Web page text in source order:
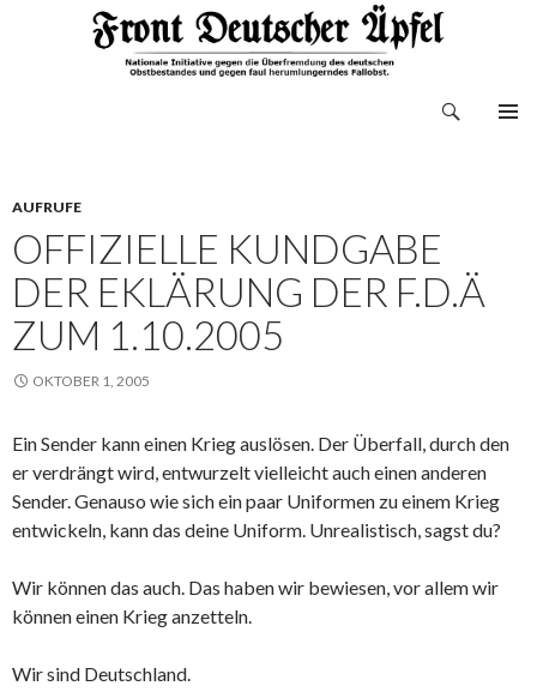
AUFRUFE
OFFIZIELLE KUNDGABE
DER EKLÄRUNG DER F.D.Ä
ZUM 1.10.2005
OKTOBER 1, 2005
Ein Sender kann einen Krieg auslösen. Der Überfall, durch den
er verdrängt wird, entwurzelt vielleicht auch einen anderen
Sender. Genauso wie sich ein paar Uniformen zu einem Krieg
entwickeln, kann das deine Uniform. Unrealistisch, sagst du?
Wir können das auch. Das haben wir bewiesen, vor allem wir
können einen Krieg anzetteln.
Wir sind Deutschland.